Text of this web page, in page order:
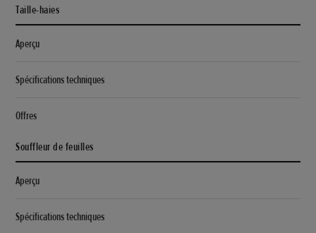
Taille-haies
Aperçu
Spécifications techniques
Offres
Souffleur de feuilles
Aperçu
Spécifications techniques